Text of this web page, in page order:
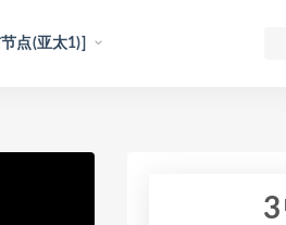
节点(亚太1)]
3